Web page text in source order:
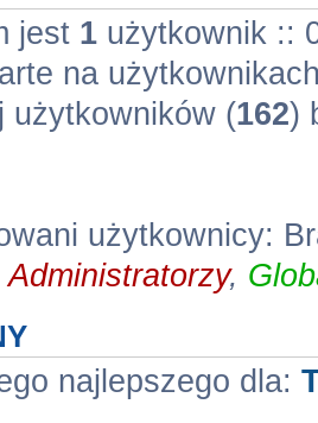
jest 1 użytkownik ::
na
użytkowników (162)
użytkownicy:
Administratorzy,
najlepszego dla: